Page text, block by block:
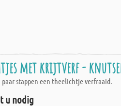
met krijtverf -
stappen een theelichtje verfraaid.
u nodig